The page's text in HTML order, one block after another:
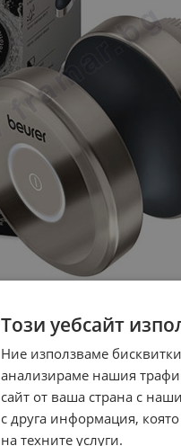
Този уебсайт
Ние използваме
анализираме нашия
сайт от ваша страна с
с друга информация,
на техните услуги.